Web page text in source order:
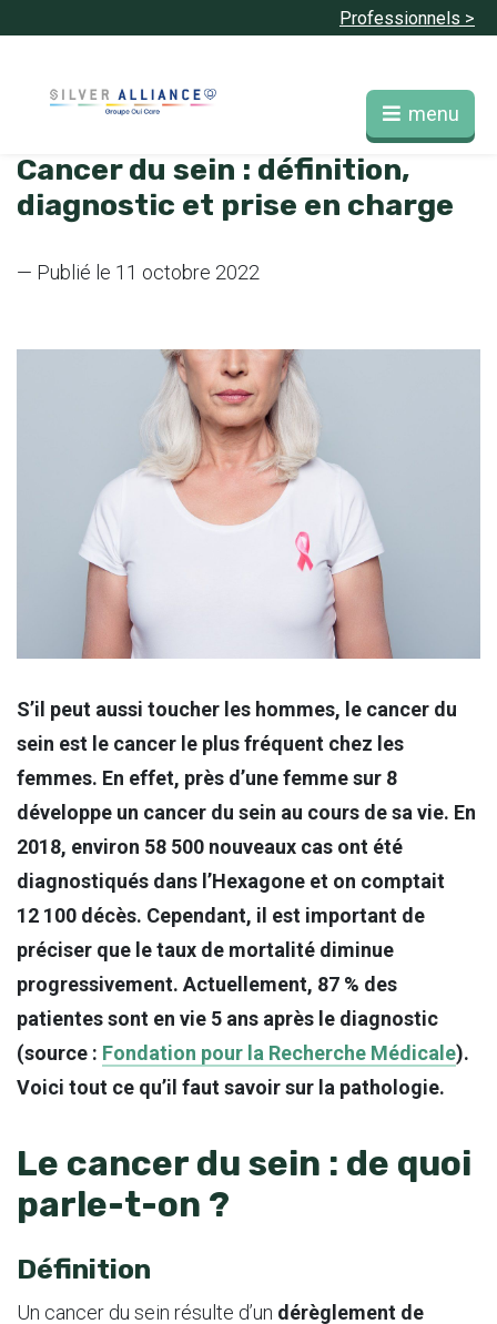
Professionnels >
menu
Cancer du sein : définition,
diagnostic et prise en charge
— Publié le 11 octobre 2022
S’il peut aussi toucher les hommes, le cancer du
sein est le cancer le plus fréquent chez les
femmes. En effet, près d’une femme sur 8
développe un cancer du sein au cours de sa vie. En
2018, environ 58 500 nouveaux cas ont été
diagnostiqués dans l’Hexagone et on comptait
12 100 décès. Cependant, il est important de
préciser que le taux de mortalité diminue
progressivement. Actuellement, 87 % des
patientes sont en vie 5 ans après le diagnostic
(source : Fondation pour la Recherche Médicale).
Voici tout ce qu’il faut savoir sur la pathologie.
Le cancer du sein : de quoi
parle-t-on ?
Définition
Un cancer du sein résulte d’un dérèglement de